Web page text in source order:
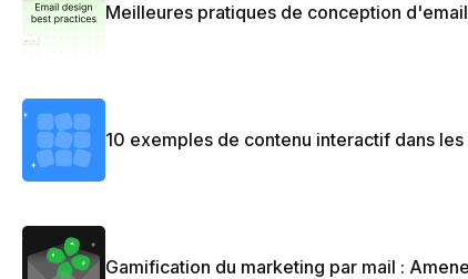
Meilleures pratiques de conception
10 exemples de contenu interactif dans les
Gamification du marketing par mail :